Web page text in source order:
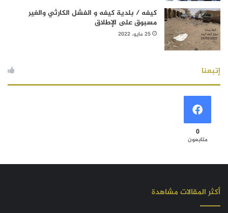
كيفه / بلدية كيفه و الفشل الكارثي والغير
مسبوق على الإطلاق
25 مايو، 2022
إتبعنا
0
متابعون
أكثر المقالات مشاهدة